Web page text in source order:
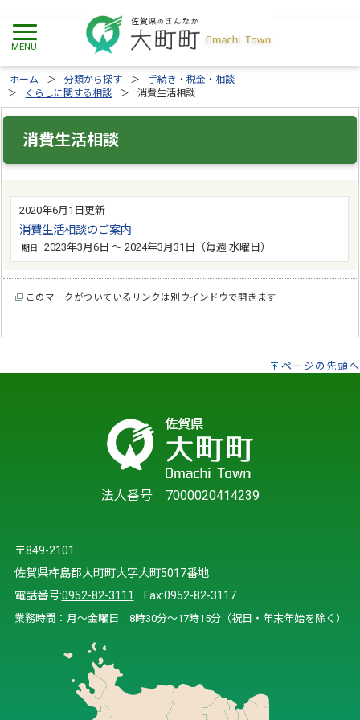
ホーム 分類から探す
手続き・税金・相談
くらしに関する相談
消費生活相談
消費生活相談
2020年6月1日更新
消費生活相談のご案内
期日 2023年3月6日 ～ 2024年3月31日（毎週 水曜日）
このマークがついているリンクは別ウインドウで開きます
ページの先頭へ
法人番号 7000020414239
〒849-2101
佐賀県杵島郡大町町大字大町5017番地
電話番号:0952-82-3111 Fax:0952-82-3117
業務時間：月～金曜日 8時30分～17時15分（祝日・年末年始を除く）